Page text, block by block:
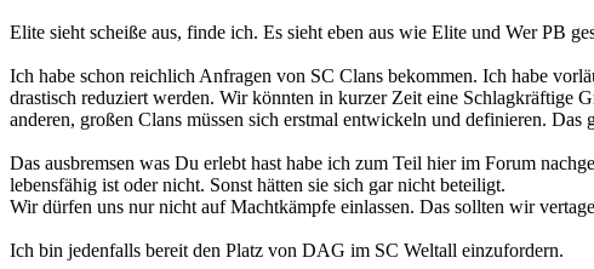
Elite sieht scheiße aus, finde ich. Es sieht eben aus wie Elite und Wer PB
Ich habe schon reichlich Anfragen von SC Clans bekommen. Ich habe
drastisch reduziert werden. Wir könnten in kurzer Zeit eine Schlagkräftige
anderen, großen Clans müssen sich erstmal entwickeln und definieren. Das
Das ausbremsen was Du erlebt hast habe ich zum Teil hier im Forum
lebensfähig ist oder nicht. Sonst hätten sie sich gar nicht beteiligt.
Wir dürfen uns nur nicht auf Machtkämpfe einlassen. Das sollten wir
Ich bin jedenfalls bereit den Platz von DAG im SC Weltall einzufordern.